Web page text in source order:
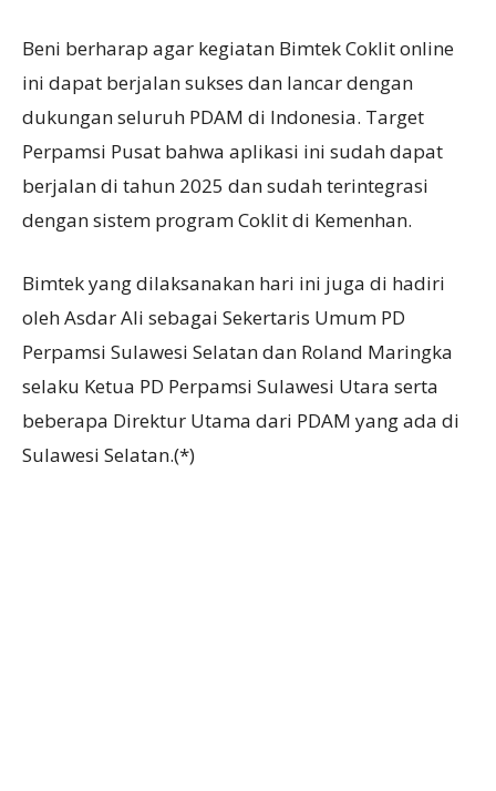
Beni berharap agar kegiatan Bimtek Coklit online
ini dapat berjalan sukses dan lancar dengan
dukungan seluruh PDAM di Indonesia. Target
Perpamsi Pusat bahwa aplikasi ini sudah dapat
berjalan di tahun 2025 dan sudah terintegrasi
dengan sistem program Coklit di Kemenhan.
Bimtek yang dilaksanakan hari ini juga di hadiri
oleh Asdar Ali sebagai Sekertaris Umum PD
Perpamsi Sulawesi Selatan dan Roland Maringka
selaku Ketua PD Perpamsi Sulawesi Utara serta
beberapa Direktur Utama dari PDAM yang ada di
Sulawesi Selatan.(*)